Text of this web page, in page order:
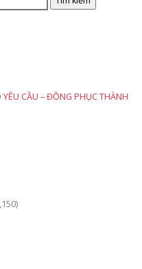
CẦU – ĐỒNG PHỤC THÀNH